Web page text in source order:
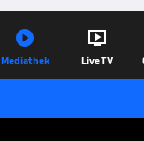

Mediathek

Live TV